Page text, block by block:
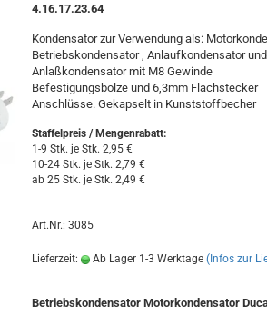
4.16.17.23.64
Kondensator zur Verwendung als:
Betriebskondensator , Anlaufkondensator und
Anlaßkondensator mit M8 Gewinde
Befestigungsbolze und 6,3mm Flachstecker
Anschlüsse. Gekapselt in Kunststoffbecher
Staffelpreis / Mengenrabatt:
1-9 Stk. je Stk. 2,95 €
10-24 Stk. je Stk. 2,79 €
ab 25 Stk. je Stk. 2,49 €
Art.Nr.: 3085
Lieferzeit: Ab Lager 1-3 Werktage (Infos zur
Betriebskondensator Motorkondensator